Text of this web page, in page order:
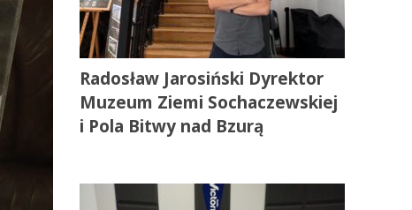
Radosław Jarosiński Dyrektor
Muzeum Ziemi Sochaczewskiej
i Pola Bitwy nad Bzurą